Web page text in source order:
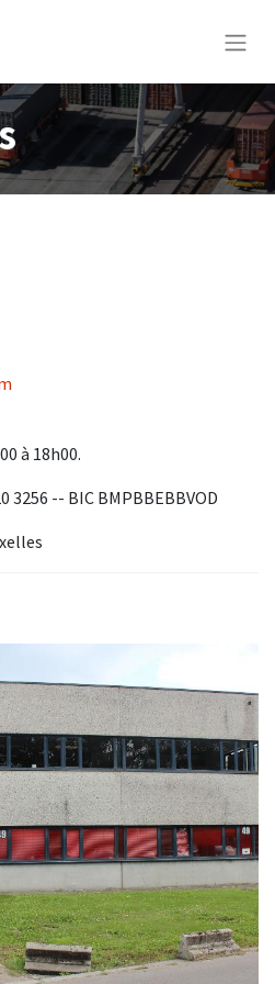
à 18h00.
3256 -- BIC BMPBBEBBVOD